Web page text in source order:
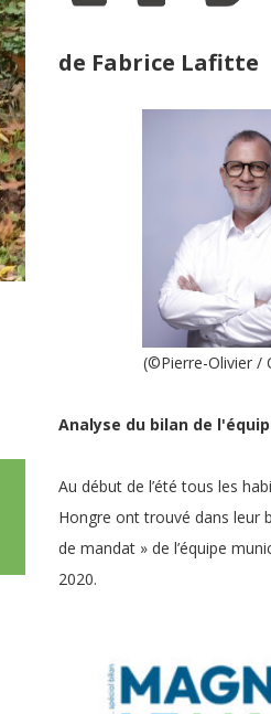
de Fabrice Lafitte
(©Pierre-Olivier /
Analyse du bilan de
Au début de l’été tous les
Hongre ont trouvé dans leur
de mandat » de l’équipe
2020.